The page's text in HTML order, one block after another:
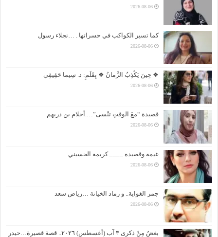
2026-08-06
كما تسير الكواكب في حسراتها . …نجلاء رسول
2026-08-06
❖ حِينَ يَكْذِبُ الزَّمانُ ❖ بِقَلَمِ: د. سِيما حَقِيقِي
2026-08-06
قصيدة “معَ الوقتِ تنْسى”….أحلام بن دريهم
2026-08-06
غيمة وقصيدة ____ كريمة الحسيني
2026-08-06
جمر الغواية.. و رماد الخيانة …رياض سعد
2026-08-06
بغضُ مِنْ ذكرى ٣ آب (أغسطس) ٢٠٢٦.. قصة قصيرة…حيدر